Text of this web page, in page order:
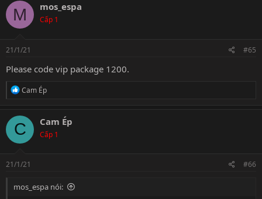
M mos_espa
Cấp 1
21/1/21 #65
Please code vip package 1200.
R
c
t
i
o
s
Cam Ép
C Cam Ép
Cấp 1
21/1/21 #66
mos_espa nói: